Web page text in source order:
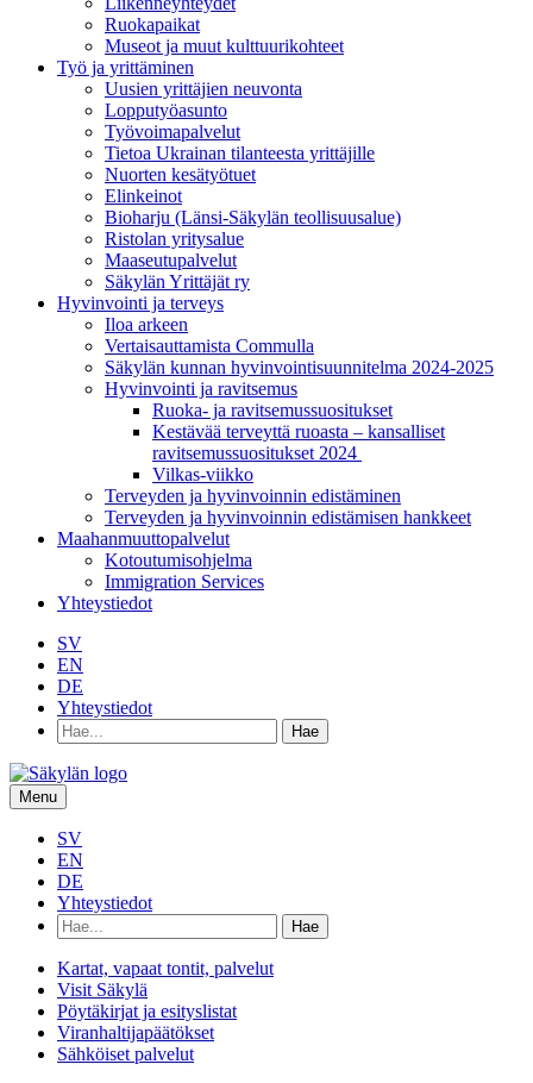
Ruokapaikat
Museot ja muut kulttuurikohteet
Työ ja yrittä­minen
Uusien yrittäjien neuvonta
Lopputyöasunto
Työvoimapalvelut
Tietoa Ukrainan tilanteesta yrittäjille
Nuorten kesätyötuet
Elinkeinot
Bioharju (Länsi-Säkylän teollisuusalue)
Ristolan yritysalue
Maaseutupalvelut
Säkylän Yrittäjät ry
Hyvinvointi ja terveys
Iloa arkeen
Vertaisauttamista Commulla
Säkylän kunnan hyvinvointisuunnitelma 2024-2025
Hyvinvointi ja ravitsemus
Ruoka- ja ravitsemussuositukset
Kestävää terveyttä ruoasta – kansalliset
ravitsemussuositukset 2024
Vilkas-viikko
Terveyden ja hyvinvoinnin edistäminen
Terveyden ja hyvinvoinnin edistämisen hankkeet
Maahanmuuttopalvelut
Kotoutumisohjelma
Immigration Services
Yhteystiedot
SV
EN
DE
Yhteystiedot
Hae
hakusanalla:
Menu
SV
EN
DE
Yhteystiedot
Hae
hakusanalla:
Kartat, vapaat tontit, palvelut
Visit Säkylä
Pöytäkirjat ja esityslistat
Viranhaltijapäätökset
Sähköiset palvelut